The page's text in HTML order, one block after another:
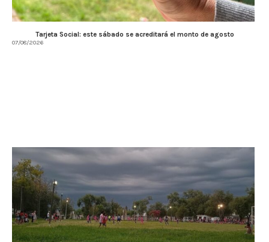
Tarjeta Social: este sábado se acreditará el monto de agosto
07/08/2026